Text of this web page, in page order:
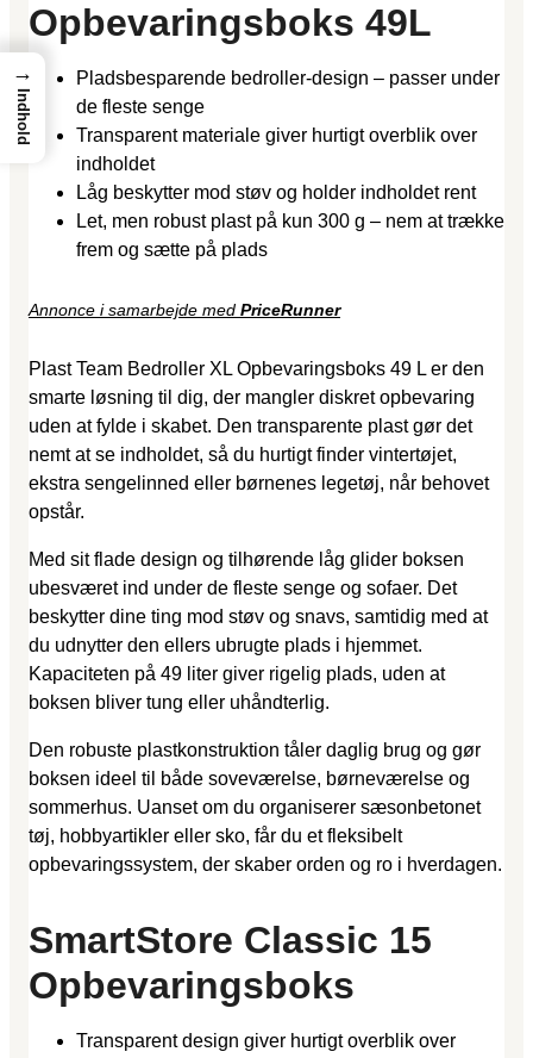
Opbevaringsboks 49L
Pladsbesparende bedroller-design – passer under
de fleste senge
Transparent materiale giver hurtigt overblik over
indholdet
Låg beskytter mod støv og holder indholdet rent
Let, men robust plast på kun 300 g – nem at trække
frem og sætte på plads
Annonce i samarbejde med PriceRunner
Plast Team Bedroller XL Opbevaringsboks 49 L er den
smarte løsning til dig, der mangler diskret opbevaring
uden at fylde i skabet. Den transparente plast gør det
nemt at se indholdet, så du hurtigt finder vintertøjet,
ekstra sengelinned eller børnenes legetøj, når behovet
opstår.
Med sit flade design og tilhørende låg glider boksen
ubesværet ind under de fleste senge og sofaer. Det
beskytter dine ting mod støv og snavs, samtidig med at
du udnytter den ellers ubrugte plads i hjemmet.
Kapaciteten på 49 liter giver rigelig plads, uden at
boksen bliver tung eller uhåndterlig.
Den robuste plastkonstruktion tåler daglig brug og gør
boksen ideel til både soveværelse, børneværelse og
sommerhus. Uanset om du organiserer sæsonbetonet
tøj, hobbyartikler eller sko, får du et fleksibelt
opbevaringssystem, der skaber orden og ro i hverdagen.
SmartStore Classic 15
Opbevaringsboks
Transparent design giver hurtigt overblik over
→
Indhold